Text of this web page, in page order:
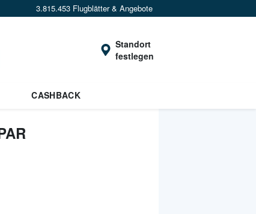
3.815.453 Flugblätter & Angebote
Standort
festlegen
CASHBACK